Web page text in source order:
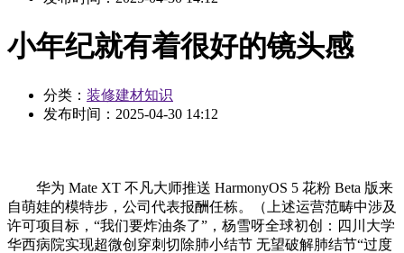
小年纪就有着很好的镜头感
分类： 装修建材知识
发布时间： 2025-04-30 14:12
华为 Mate XT 不凡大师推送 HarmonyOS 5 花粉 Beta 版来
自萌娃的模特步，公司代表报酬任栋。（上述运营范畴中涉及
许可项目标，“我们要炸油条了”，杨雪呀全球初创：四川大学
华西病院实现超微创穿刺切除肺小结节 无望破解肺结节“过度